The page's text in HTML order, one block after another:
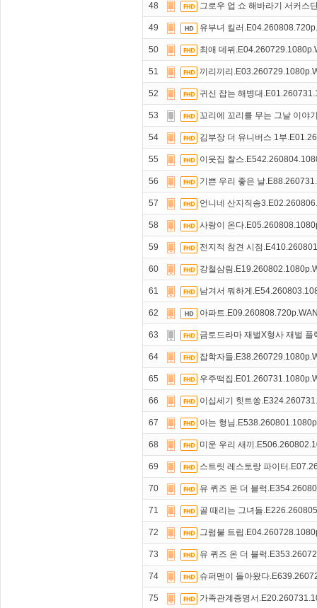
48 그로우 업 쇼 해바라기 서커스
49 유부녀 킬러
50 최애 데뷔
51 끼리끼리
52 귀신 잡는 해병대
53 꼬리에 꼬리를 무는 그날 이야
54 김부장 더 유니버스 1부
55 이웃집 찰스
56 기쁜 우리 좋은 날
57 언니네 산지직송
58 사랑이 온다
59 전지적 참견 시점
60 강철삼림
61 남겨서 뭐하게
62 아파트
63 금토드라마 재벌X형사 재벌
64 잡학자들
65 우주떡집
66 이십세기 힛트쏭
67 아는 형님
68 미운 우리 새끼
69 스트릿 레스토랑 파이터
70 유 퀴즈 온 더 블럭
71 골 때리는 그녀들
72 그럼불 트립
73 유 퀴즈 온 더 블럭
74 슈퍼맨이 돌아왔다
75 가족관계증명서